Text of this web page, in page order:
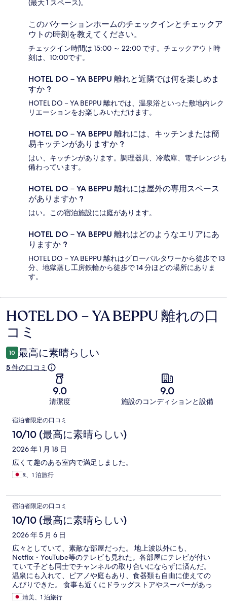
(最大 1 スペース)。
このバケーションホームのチェックインとチェックア
ウトの時刻を教えてください。
チェックイン時間は 15:00 ～ 22:00 です。チェックアウト時
刻は、10:00です。
HOTEL DO－YA BEPPU 離れと近隣では何を楽しめま
すか ?
HOTEL DO－YA BEPPU 離れでは、温泉浴といった敷地内レク
リエーションをお楽しみいただけます。
HOTEL DO－YA BEPPU 離れには、キッチンまたは簡
易キッチンがありますか ?
はい、キッチンがあります。調理器具、冷蔵庫、電子レンジも
備わっています。
HOTEL DO－YA BEPPU 離れには屋外の専用スペース
がありますか ?
はい。この宿泊施設には庭があります。
HOTEL DO－YA BEPPU 離れはどのようなエリアにあ
りますか ?
HOTEL DO－YA BEPPU 離れはグローバルタワーから徒歩で 13
分、地獄蒸し工房鉄輪から徒歩で 14 分ほどの場所にありま
す。
口
コ
ミ
HOTEL DO－YA BEPPU 離れの口
コミ
10 最高に素晴らしい
5 件の口コミ
9.0
清潔度
9.0
施設のコンディションと設備
口
コ
ミ
宿泊者限定の口コミ
10/10 (最高に素晴らしい)
2026 年 1 月 18 日
広くて趣のある室内で満足しました。
R、1 泊旅行
宿泊者限定の口コミ
10/10 (最高に素晴らしい)
2026 年 5 月 6 日
広々としていて、素敵な部屋だった。 地上波以外にも、
Netflix・YouTube等のテレビも見れた。各部屋にテレビが付い
ていて子ども同士でチャンネルの取り合いにならずに済んだ。
温泉にも入れて、ピアノや庭もあり、食器類も自由に使えての
んびりできた。 食事も近くにドラッグストアやスーパーがあっ
て便利も良かった。 洗濯洗剤も付いていて洗濯できて良かっ
た。 次も来たいと思いました。 ただ、お風呂場の洗面所の電気
清美、1 泊旅行